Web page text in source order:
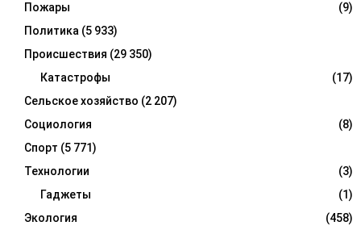
Пожары
(9)
Политика (5 933)
Происшествия (29 350)
Катастрофы
(17)
Сельское хозяйство (2 207)
Социология
(8)
Спорт (5 771)
Технологии
(3)
Гаджеты
(1)
Экология
(458)